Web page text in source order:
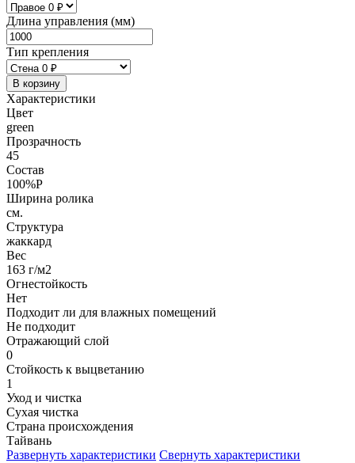
Длина управления (мм)
Тип крепления
В корзину
Характеристики
Цвет
green
Прозрачность
45
Состав
100%P
Ширина ролика
см.
Структура
жаккард
Вес
163 г/м2
Огнестойкость
Нет
Подходит ли для влажных помещений
Не подходит
Отражающий слой
0
Стойкость к выцветанию
1
Уход и чистка
Сухая чистка
Страна происхождения
Тайвань
Развернуть характеристики Свернуть характеристики